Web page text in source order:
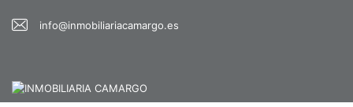
info@inmobiliariacamargo.es